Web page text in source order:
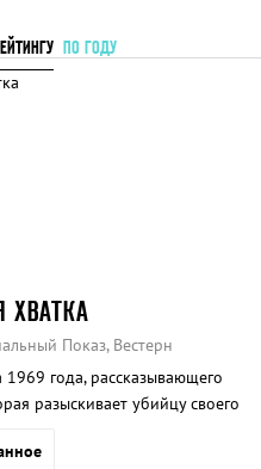
ПО ГОДУ
ХВАТКА
Показ, Вестерн
1969 года, рассказывающего
разыскивает убийцу своего